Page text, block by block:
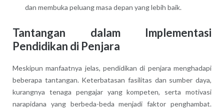
dan membuka peluang masa depan yang lebih baik.
Tantangan dalam Implementasi
Pendidikan di Penjara
Meskipun manfaatnya jelas, pendidikan di penjara menghadapi
beberapa tantangan. Keterbatasan fasilitas dan sumber daya,
kurangnya tenaga pengajar yang kompeten, serta motivasi
narapidana yang berbeda-beda menjadi faktor penghambat.